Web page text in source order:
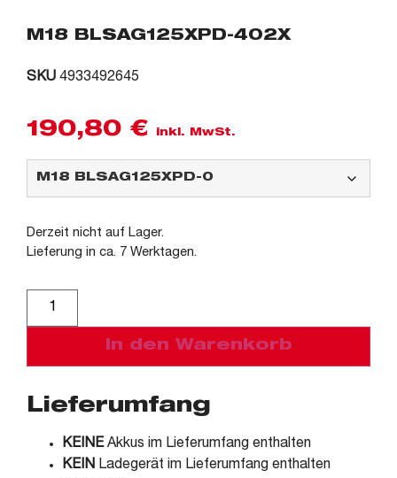
M18 BLSAG125XPD-402X
SKU 4933492645
190,80 € inkl. MwSt.
Derzeit nicht auf Lager.
Lieferung in ca. 7 Werktagen.
In den Warenkorb
Lieferumfang
KEINEAkkus im Lieferumfang enthalten
KEIN Ladegerät im Lieferumfang enthalten